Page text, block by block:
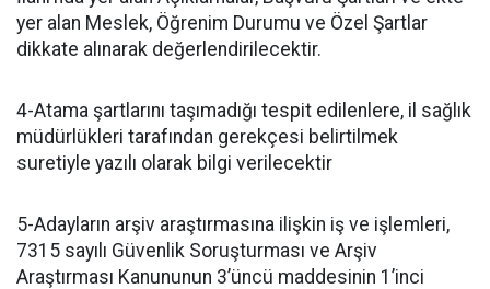
yer alan Meslek, Öğrenim Durumu ve Özel Şartlar
dikkate alınarak değerlendirilecektir.
4-Atama şartlarını taşımadığı tespit edilenlere, il sağlık
müdürlükleri tarafından gerekçesi belirtilmek
suretiyle yazılı olarak bilgi verilecektir
5-Adayların arşiv araştırmasına ilişkin iş ve işlemleri,
7315 sayılı Güvenlik Soruşturması ve Arşiv
Araştırması Kanununun 3’üncü maddesinin 1’inci